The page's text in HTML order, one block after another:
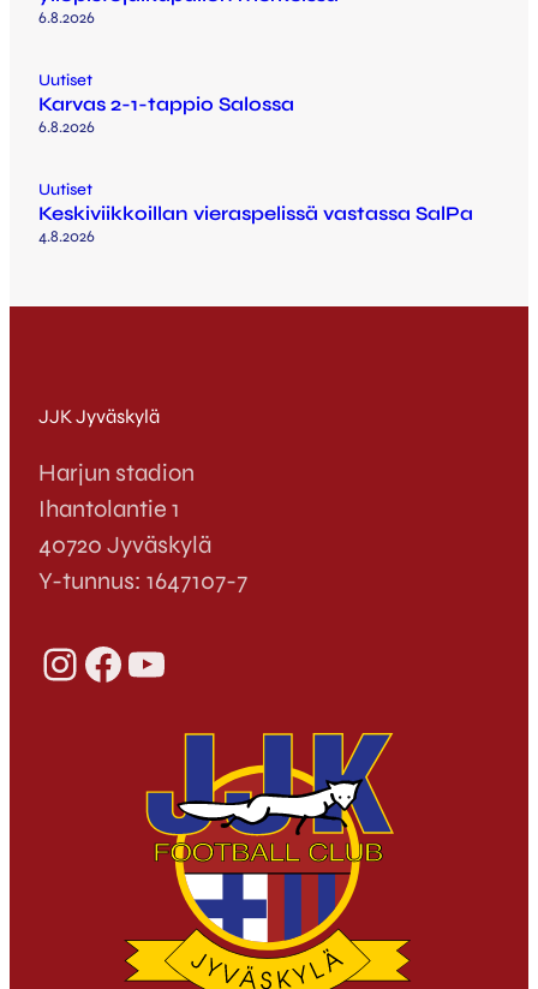
6.8.2026
Uutiset
Karvas 2-1-tappio Salossa
6.8.2026
Uutiset
Keskiviikkoillan vieraspelissä vastassa SalPa
4.8.2026
JJK Jyväskylä
Harjun stadion
Ihantolantie 1
40720 Jyväskylä
Y-tunnus: 1647107-7
InstagramFacebook YouTube